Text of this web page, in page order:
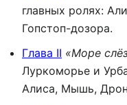
главных ролях:
Гопстоп-дозора.
Глава II «Море
Луркоморье и
Алиса, Мышь,